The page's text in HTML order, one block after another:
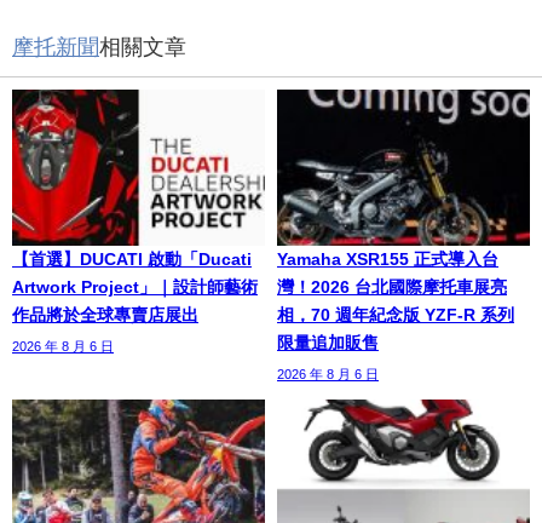
摩托新聞相關文章
【首選】DUCATI 啟動「Ducati
Artwork Project」｜設計師藝術
作品將於全球專賣店展出
2026 年 8 月 6 日
Yamaha XSR155 正式導入台
灣！2026 台北國際摩托車展亮
相，70 週年紀念版 YZF-R 系列
限量追加販售
2026 年 8 月 6 日